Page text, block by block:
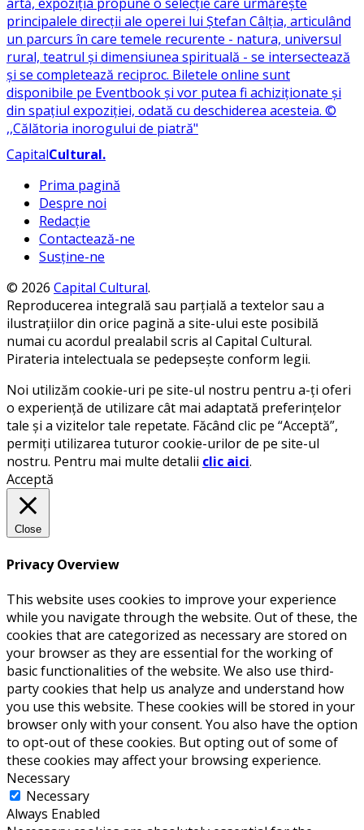
CapitalCultural.
Prima pagină
Despre noi
Redacție
Contactează-ne
Susține-ne
© 2026 Capital Cultural.
Reproducerea integrală sau parțială a textelor sau a
ilustrațiilor din orice pagină a site-ului este posibilă
numai cu acordul prealabil scris al Capital Cultural.
Pirateria intelectuala se pedepsește conform legii.
Noi utilizăm cookie-uri pe site-ul nostru pentru a-ți oferi
o experiență de utilizare cât mai adaptată preferințelor
tale și a vizitelor tale repetate. Făcând clic pe “Acceptă”,
permiți utilizarea tuturor cookie-urilor de pe site-ul
nostru. Pentru mai multe detalii clic aici.
Acceptă
Close
Privacy Overview
This website uses cookies to improve your experience
while you navigate through the website. Out of these, the
cookies that are categorized as necessary are stored on
your browser as they are essential for the working of
basic functionalities of the website. We also use third-
party cookies that help us analyze and understand how
you use this website. These cookies will be stored in your
browser only with your consent. You also have the option
to opt-out of these cookies. But opting out of some of
these cookies may affect your browsing experience.
Necessary
Necessary
Always Enabled